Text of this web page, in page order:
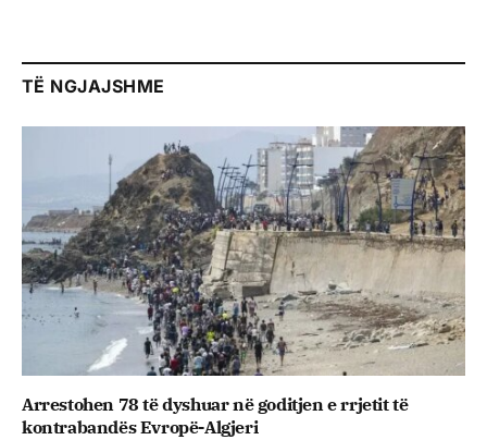
TË NGJAJSHME
Arrestohen 78 të dyshuar në goditjen e rrjetit të
kontrabandës Evropë-Algjeri